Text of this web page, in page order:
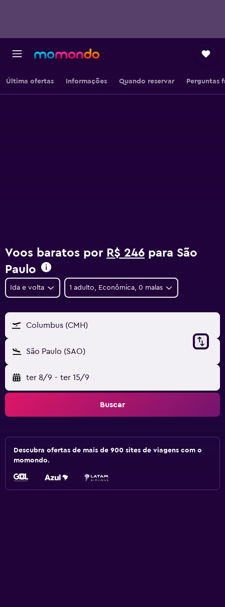
Última ofertas Informações Quando reservar Perguntas
Voos baratos por R$ 246 para São
Paulo
Ida e volta 1 adulto, Econômica, 0 malas
Columbus (CMH)
São Paulo (SAO)
ter 8/9 - ter 15/9
Buscar
Descubra ofertas de mais de 900 sites de viagens com o
momondo.